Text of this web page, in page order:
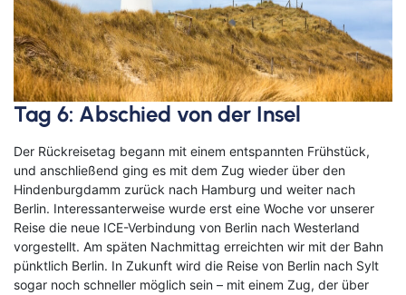
Tag 6: Abschied von der Insel
Der Rückreisetag begann mit einem entspannten Frühstück,
und anschließend ging es mit dem Zug wieder über den
Hindenburgdamm zurück nach Hamburg und weiter nach
Berlin. Interessanterweise wurde erst eine Woche vor unserer
Reise die neue ICE-Verbindung von Berlin nach Westerland
vorgestellt. Am späten Nachmittag erreichten wir mit der Bahn
pünktlich Berlin. In Zukunft wird die Reise von Berlin nach Sylt
sogar noch schneller möglich sein – mit einem Zug, der über